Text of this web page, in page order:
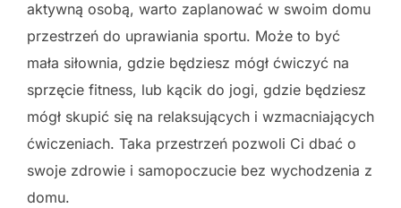
aktywną osobą, warto zaplanować w swoim domu
przestrzeń do uprawiania sportu. Może to być
mała siłownia, gdzie będziesz mógł ćwiczyć na
sprzęcie fitness, lub kącik do jogi, gdzie będziesz
mógł skupić się na relaksujących i wzmacniających
ćwiczeniach. Taka przestrzeń pozwoli Ci dbać o
swoje zdrowie i samopoczucie bez wychodzenia z
domu.